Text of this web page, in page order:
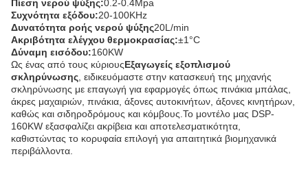
Πίεση νερού ψύξης:0.2-0.4Mpa
Συχνότητα εξόδου:20-100KHz
Δυνατότητα ροής νερού ψύξης20L/min
Ακριβότητα ελέγχου θερμοκρασίας:±1°C
Δύναμη εισόδου:160KW
Ως ένας από τους κύριουςΕξαγωγείς εξοπλισμού
σκληρύνωσης , ειδικευόμαστε στην κατασκευή της μηχανής
σκληρύνωσης με επαγωγή για εφαρμογές όπως πινάκια μπάλας,
άκρες μαχαιριών, πινάκια, άξονες αυτοκινήτων, άξονες κινητήρων,
καθώς και σιδηροδρόμους και κόμβους.Το μοντέλο μας DSP-
160KW εξασφαλίζει ακρίβεια και αποτελεσματικότητα,
καθιστώντας το κορυφαία επιλογή για απαιτητικά βιομηχανικά
περιβάλλοντα.